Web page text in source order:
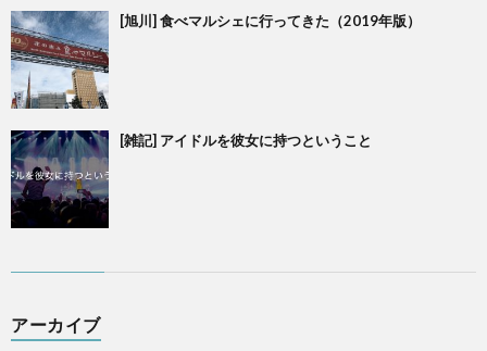
[旭川] 食べマルシェに行ってきた（2019年版）
[雑記] アイドルを彼女に持つということ
アーカイブ